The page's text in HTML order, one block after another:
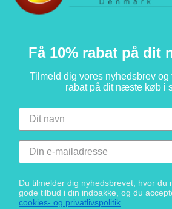
Få 10% rabat på dit
Tilmeld dig vores nyhedsbrev og
rabat på dit næste køb i
Du tilmelder dig nyhedsbrevet, hvor du
gode tilbud i din indbakke, og du
cookies- og privatlivspolitik